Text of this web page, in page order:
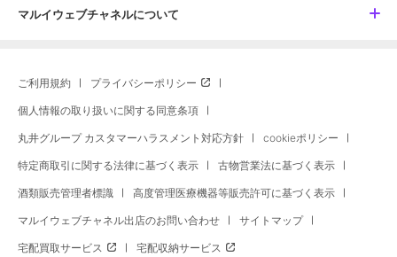
マルイウェブチャネルについて
ご利用規約 プライバシーポリシー
個人情報の取り扱いに関する同意条項
丸井グループ カスタマーハラスメント対応方針 cookieポリシー
特定商取引に関する法律に基づく表示 古物営業法に基づく表示
酒類販売管理者標識 高度管理医療機器等販売許可に基づく表示
マルイウェブチャネル出店のお問い合わせ サイトマップ
宅配買取サービス 宅配収納サービス